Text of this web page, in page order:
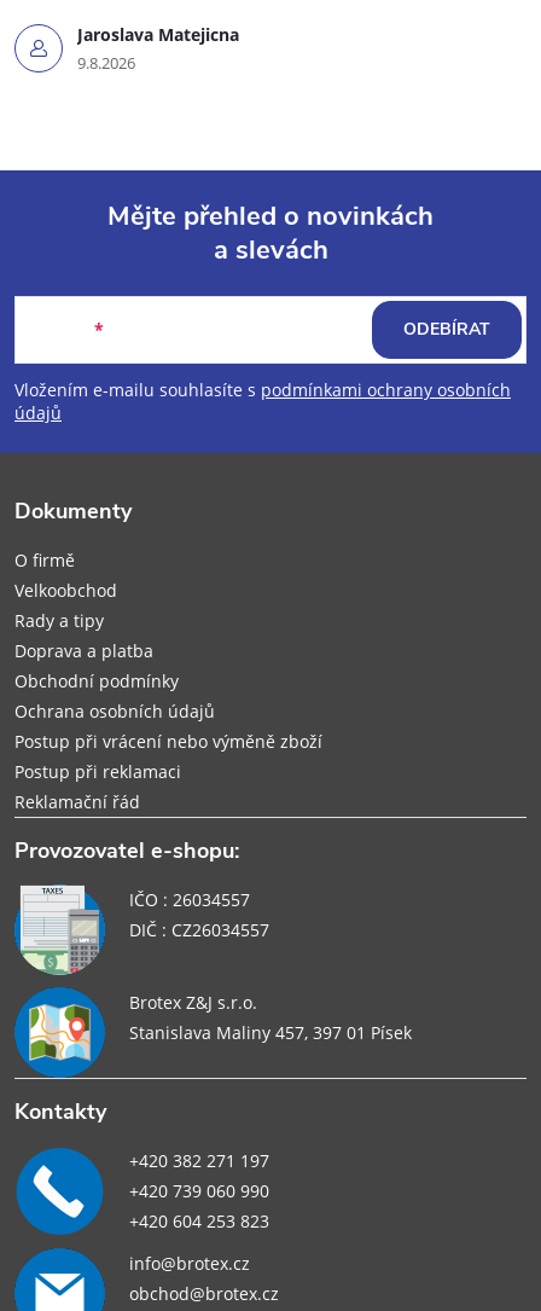
Jaroslava Matejicna
9.8.2026
p
a
Mějte přehled o novinkách
a slevách
Vložením e-mailu souhlasíte s podmínkami ochrany osobních
údajů
ODEBÍRAT
Dokumenty
O firmě
Velkoobchod
Rady a tipy
Doprava a platba
Obchodní podmínky
Ochrana osobních údajů
Postup při vrácení nebo výměně zboží
Postup při reklamaci
Reklamační řád
Provozovatel e-shopu:
IČO : 26034557
DIČ : CZ26034557
Brotex Z&J s.r.o.
Stanislava Maliny 457, 397 01 Písek
Kontakty
+420 382 271 197
+420 739 060 990
+420 604 253 823
info@brotex.cz
obchod@brotex.cz